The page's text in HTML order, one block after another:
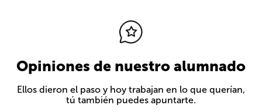
Opiniones de nuestro alumnado
Ellos dieron el paso y hoy trabajan en lo que querían,
tú también puedes apuntarte.